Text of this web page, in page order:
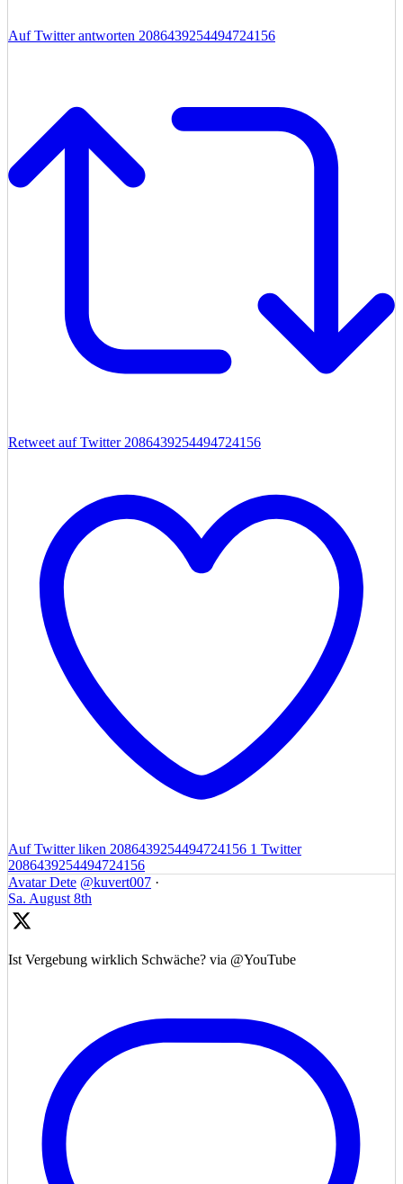
Auf Twitter antworten 2086439254494724156
Retweet auf Twitter 2086439254494724156
Auf Twitter liken 2086439254494724156 1 Twitter
2086439254494724156
Avatar Dete @kuvert007 ·
Sa. August 8th
Ist Vergebung wirklich Schwäche? via @YouTube